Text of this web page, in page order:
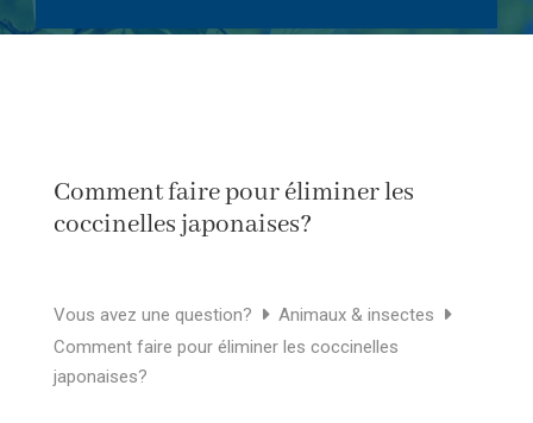
Comment faire pour éliminer les
coccinelles japonaises?
Vous avez une question?
Animaux & insectes
Comment faire pour éliminer les coccinelles
japonaises?